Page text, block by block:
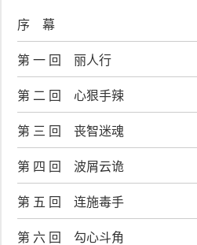
序 幕
第 一 回 丽人行
第 二 回 心狠手辣
第 三 回 丧智迷魂
第 四 回 波屑云诡
第 五 回 连施毒手
第 六 回 勾心斗角